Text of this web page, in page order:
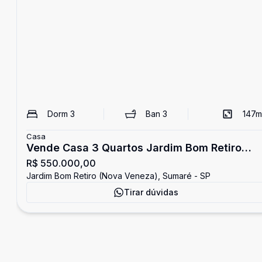
Dorm 3 Ban3 147
Casa
Vende Casa 3 Quartos Jardim Bom Retiro
(nova Venez
R$ 550.000,00
Jardim Bom Retiro (Nova Veneza), Sumaré - SP
Tirar dúvidas